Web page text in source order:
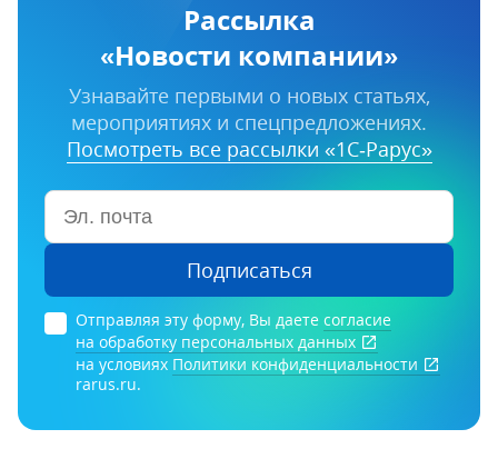
Рассылка
«Новости компании»
Узнавайте первыми о новых статьях,
мероприятиях и спецпредложениях.
Посмотреть все рассылки «1С‑Рарус»
Подписаться
Отправляя эту форму, Вы даете согласие
на обработку персональных данных
на условиях Политики конфиденциальности
rarus.ru.